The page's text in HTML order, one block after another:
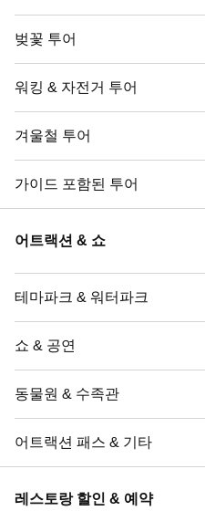
벚꽃 투어
워킹 & 자전거 투어
겨울철 투어
가이드 포함된 투어
어트랙션 & 쇼
테마파크 & 워터파크
쇼 & 공연
동물원 & 수족관
어트랙션 패스 & 기타
레스토랑 할인 & 예약